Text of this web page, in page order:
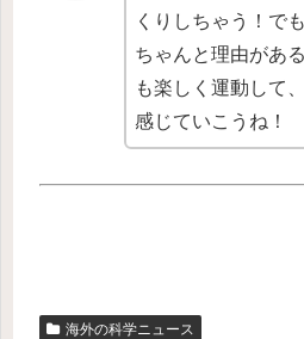
くりしちゃう！で
ちゃんと理由があ
も楽しく運動して
感じていこうね！
海外の科学ニュース